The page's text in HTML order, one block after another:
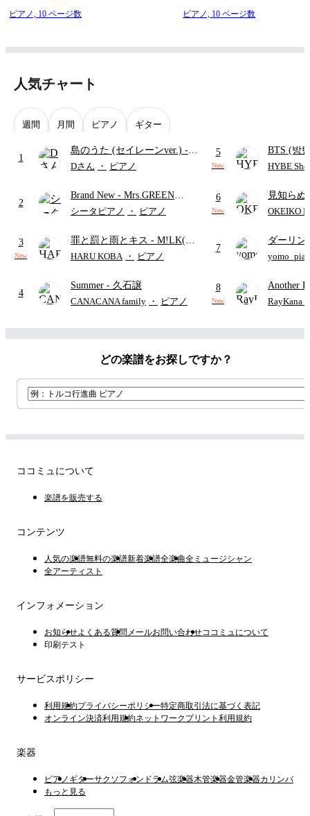
▼X(Twitter)
@trohishima ( https://www.instagram.com/trohishima/ )
ピアノ, 10 ページ数 ピアノ, 10 ページ数
人気チャート
週間 月間 ピアノ ギター
1
島のうた (セイレーンver.) -
セイレーン(CV.鈴木みのり)
ード・ペダル付き/『映画ちい
かわ 人魚の島のひみつ』よ
Dさん ・ ピアノ
2
Brand New - Mrs.GREEN
APPLE
シータピアノ ・ ピアノ
3
New
罪と罰と雨とキス - M!LK(佐
野勇斗&吉田仁人)
HARU KOBA ・ ピアノ
4
Summer - 久石譲
CANACANA family ・ ピアノ
5
New
BTS (방
HYBE
6
New
見知ら
ャツが乾
OKEIKO
7
ダーリン
APPLE (
8
New
Another
Hurwitz
RayKana
どの楽譜をお探しですか？
ココミュについて
楽譜を販売する
コンテンツ
人気の楽譜無料の楽譜新着楽譜全楽曲全ミュージシャン
全アーティスト
インフォメーション
お知らせよくある質問 メールお問い合わせココミュについて
印刷テスト
サービスポリシー
利用規約プライバシーポリシー特定商取引法に基づく表記
オンライン決済利用規約ネットワークプリント利用規約
楽器
ピアノ ギターサクソフォン ドラム弦楽器木管楽器金管楽器カリンバ
もっと見る